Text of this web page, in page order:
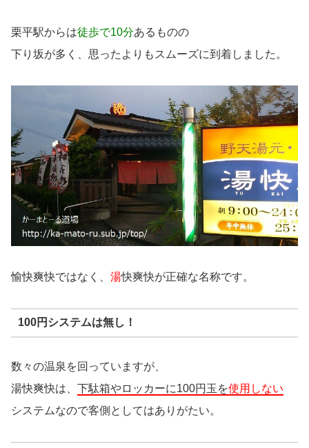
栗平駅からは徒歩で10分あるものの
下り坂が多く、思ったよりもスムーズに到着しました。
愉快爽快ではなく、 湯快爽快が正確な名称です。
100円システムは無し！
数々の温泉を回っていますが、
湯快爽快は、 下駄箱やロッカーに100円玉を使用しない
システムなので客側としてはありがたい。